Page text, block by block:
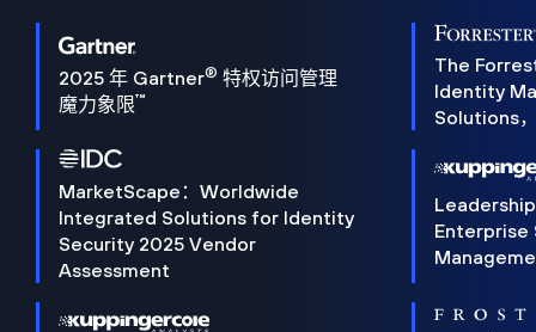
2025 年 Gartner® 特权访问管理
魔力象限™
The
Identity
Solutions
MarketScape：Worldwide
Integrated Solutions for Identity
Security 2025 Vendor
Assessment
Enterprise